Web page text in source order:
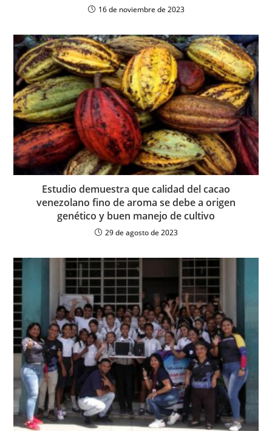
16 de noviembre de 2023
Estudio demuestra que calidad del cacao
venezolano fino de aroma se debe a origen
genético y buen manejo de cultivo
29 de agosto de 2023